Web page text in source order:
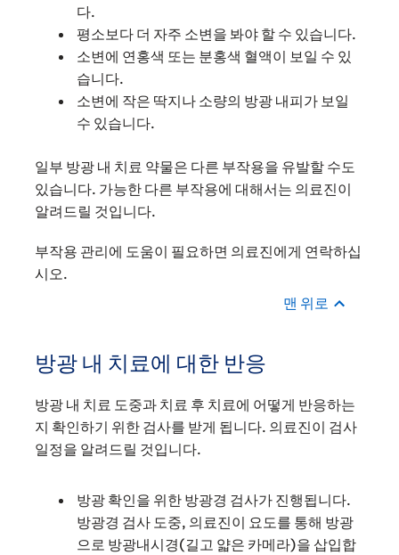
다.
평소보다 더 자주 소변을 봐야 할 수 있습니다.
소변에 연홍색 또는 분홍색 혈액이 보일 수 있
습니다.
소변에 작은 딱지나 소량의 방광 내피가 보일
수 있습니다.
일부 방광 내 치료 약물은 다른 부작용을 유발할 수도
있습니다. 가능한 다른 부작용에 대해서는 의료진이
알려드릴 것입니다.
부작용 관리에 도움이 필요하면 의료진에게 연락하십
시오.
맨 위로
방광 내 치료에 대한 반응
방광 내 치료 도중과 치료 후 치료에 어떻게 반응하는
지 확인하기 위한 검사를 받게 됩니다. 의료진이 검사
일정을 알려드릴 것입니다.
방광 확인을 위한 방광경 검사가 진행됩니다.
방광경 검사 도중, 의료진이 요도를 통해 방광
으로 방광내시경(길고 얇은 카메라)을 삽입합